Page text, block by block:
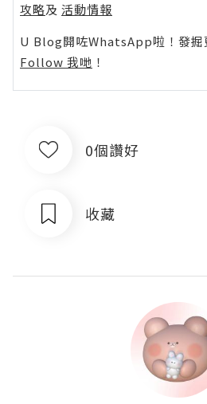
攻略及 活動情報
U Blog開咗WhatsApp啦！發掘
Follow 我哋 ！
0個讚好
收藏